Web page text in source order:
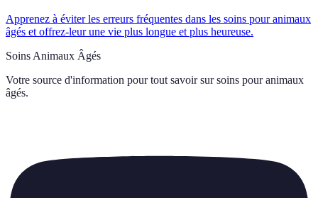
Apprenez à éviter les erreurs fréquentes dans les soins pour animaux
âgés et offrez-leur une vie plus longue et plus heureuse.
Soins Animaux Âgés
Votre source d'information pour tout savoir sur soins pour animaux
âgés.